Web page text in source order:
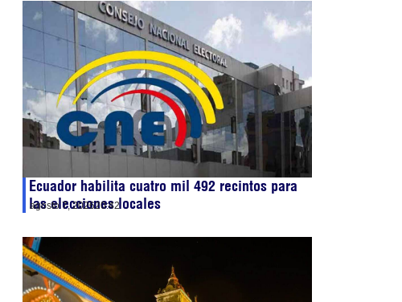
Ecuador habilita cuatro mil 492 recintos para
las elecciones locales
agosto 7, 202620:42